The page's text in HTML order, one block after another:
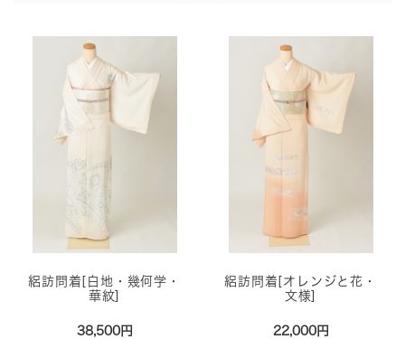
絽訪問着[白地・幾何学・
華紋]
38,500円
絽訪問着[オレンジと花・
文様]
22,000円